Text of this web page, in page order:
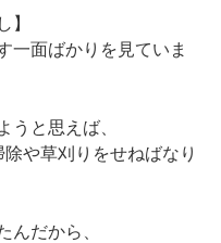
】
一面ばかりを見ていま
うと思えば、
や草刈りをせねばなり
んだから、